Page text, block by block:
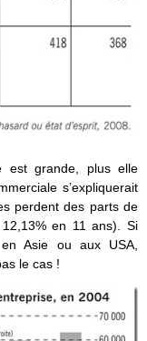
est grande, plus elle
s’expliquerait
perdent des parts de
en 11 ans). Si
Asie ou aux USA,
le cas !